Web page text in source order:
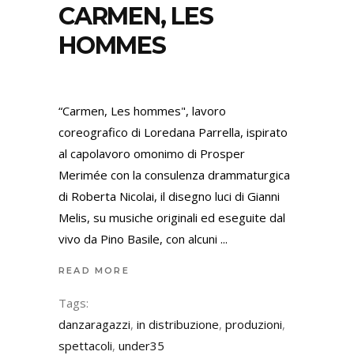
CARMEN, LES
HOMMES
“Carmen, Les hommes", lavoro
coreografico di Loredana Parrella, ispirato
al capolavoro omonimo di Prosper
Merimée con la consulenza drammaturgica
di Roberta Nicolai, il disegno luci di Gianni
Melis, su musiche originali ed eseguite dal
vivo da Pino Basile, con alcuni
READ MORE
Tags:
danzaragazzi, in distribuzione, produzioni,
spettacoli, under35